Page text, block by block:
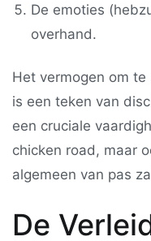
De emoties
overhand.
Het vermogen om
is een teken van
een cruciale
chicken road, maar
algemeen van pas
De